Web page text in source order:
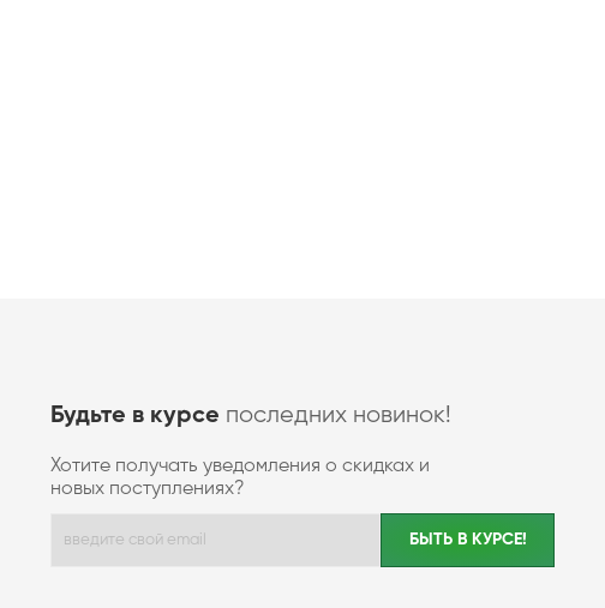
Будьте в курсе последних новинок!
Хотите получать уведомления о скидках и
новых поступлениях?